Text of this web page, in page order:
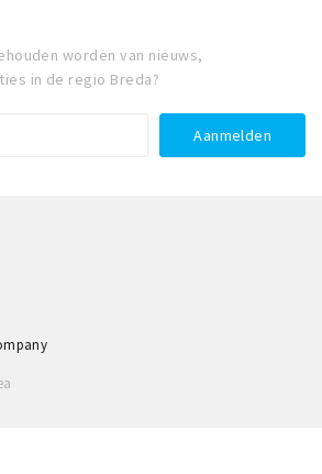
worden van nieuws,
in de regio Breda?